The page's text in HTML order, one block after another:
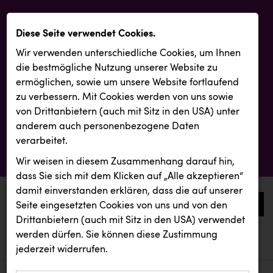
0
aktuelle aussendungen
aktuelle aussendungen
Diese Seite verwendet Cookies.
Wir verwenden unterschiedliche Cookies, um Ihnen
die best­mögliche Nutzung unserer Website zu
ermöglichen, sowie um unsere Website fortlaufend
zu verbessern. Mit Cookies werden von uns sowie
von Drittanbietern (auch mit Sitz in den USA) unter
anderem auch personenbezogene Daten
verarbeitet.
Wir weisen in diesem Zusammenhang darauf hin,
dass Sie sich mit dem Klicken auf „Alle akzeptieren“
damit ein­ver­standen erklären, dass die auf unserer
Seite eingesetzten Cookies von uns und von den
Drittanbietern (auch mit Sitz in den USA) verwendet
werden dürfen. Sie können diese Zustimmung
jederzeit widerrufen.